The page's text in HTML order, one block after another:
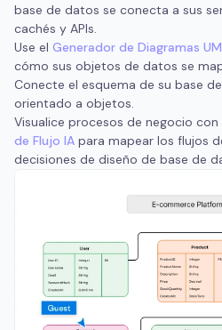
base de datos se conecta a sus
cachés y APIs.
Use el Generador de Diagramas
cómo sus objetos de datos se
Conecte el esquema de su base
orientado a objetos.
Visualice procesos de negocio con
de Flujo IA para mapear los flujos
decisiones de diseño de base de